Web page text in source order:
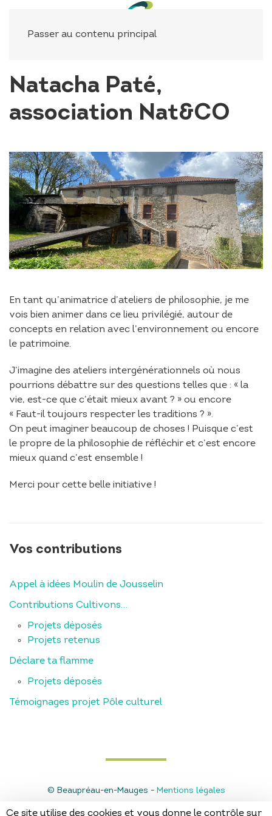
Passer au contenu principal
Natacha Paté,
association Nat&CO
En tant qu’animatrice d’ateliers de philosophie, je me
vois bien animer dans ce lieu privilégié, autour de
concepts en relation avec l’environnement ou encore
le patrimoine.
J’imagine des ateliers intergénérationnels où nous
pourrions débattre sur des questions telles que : « la
vie, est-ce que c’était mieux avant ? » ou encore
« Faut-il toujours respecter les traditions ? ».
On peut imaginer beaucoup de choses ! Puisque c’est
le propre de la philosophie de réfléchir et c’est encore
mieux quand c’est ensemble !
Merci pour cette belle initiative !
Vos contributions
Appel à idées Moulin de Jousselin
Contributions Cultivons…
Projets déposés
Projets retenus
Déclare ta flamme
Projets déposés
Témoignages projet Pôle culturel
© Beaupréau-en-Mauges - Mentions légales
Panneau de gestion des cookies
Ce site utilise des cookies et vous donne le contrôle sur